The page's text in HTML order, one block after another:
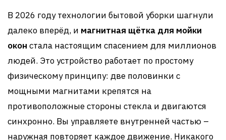
В 2026 году технологии бытовой уборки шагнули
далеко вперёд, и магнитная щётка для мойки
окон стала настоящим спасением для миллионов
людей. Это устройство работает по простому
физическому принципу: две половинки с
мощными магнитами крепятся на
противоположные стороны стекла и двигаются
синхронно. Вы управляете внутренней частью –
наружная повторяет каждое движение. Никакого